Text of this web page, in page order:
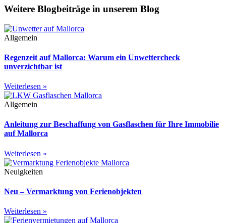
Weitere Blogbeiträge in unserem Blog
Allgemein
Regenzeit auf Mallorca: Warum ein Unwettercheck
unverzichtbar ist
Weiterlesen »
Allgemein
Anleitung zur Beschaffung von Gasflaschen für Ihre Immobilie
auf Mallorca
Weiterlesen »
Neuigkeiten
Neu – Vermarktung von Ferienobjekten
Weiterlesen »